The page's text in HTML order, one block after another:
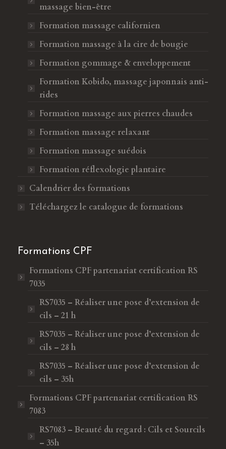
massage bien-être
Formation massage californien
Formation massage à la cire de bougie
Formation gommage & enveloppement
Formation Kobido, massage japonnais anti-
rides
Formation massage aux pierres chaudes
Formation massage relaxant
Formation massage suédois
Formation réflexologie plantaire
Calendrier des formations
Téléchargez le catalogue de formations
Formations CPF
Formations CPFpartenariat certification RS
7035
RS7035 – Réaliser une pose d’extension de
cils – 21 h
RS7035 – Réaliser une pose d’extension de
cils – 28 h
RS7035 – Réaliser une pose d’extension de
cils – 35h
Formations CPFpartenariat certification RS
7083
RS7083 – Beauté du regard : Cils et Sourcils
– 35h